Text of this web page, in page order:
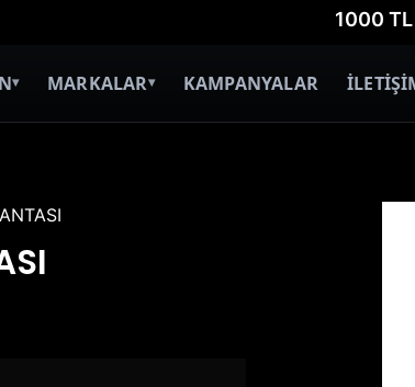
1000 TL ÜZERİ
▾ MARKALAR▾ KAMPANYALAR